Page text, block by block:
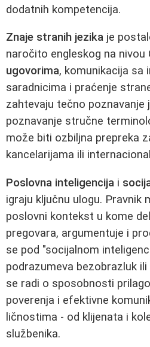
dodatnih kompetencija.
Znaje stranih jezika je
naročito engleskog na nivou
ugovorima, komunikacija sa
saradnicima i praćenje
zahtevaju tečno poznavanje
poznavanje stručne
može biti ozbiljna prepreka
kancelarijama ili
Poslovna inteligencija i
igraju ključnu ulogu. Pravnik
poslovni kontekst u kome
pregovara, argumentuje i
se pod "socijalnom
podrazumeva bezobrazluk
se radi o sposobnosti
poverenja i efektivne
ličnostima - od klijenata i
službenika.